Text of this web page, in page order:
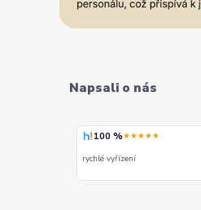
Napsali o nás
100 %★★★★★
rychlé vyřízení